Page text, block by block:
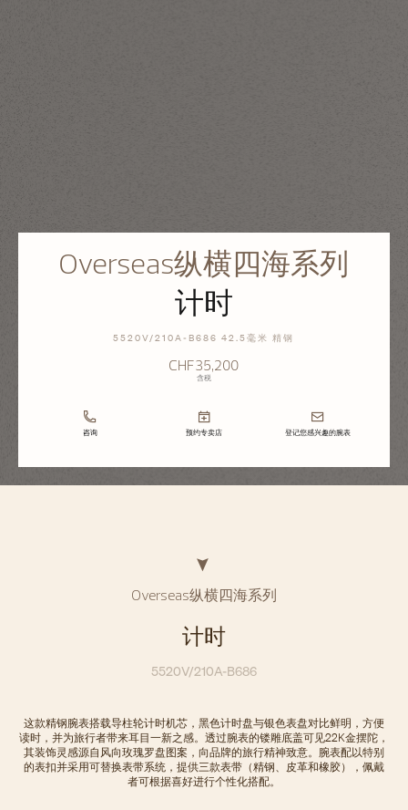
Overseas纵横四海系列
计时
5520V/210A-B686 42.5毫米 精钢
CHF35,200
含税
咨询 预约专卖店 登记您感兴趣的腕表
Overseas纵横四海系列
计时
5520V/210A-B686
这款精钢腕表搭载导柱轮计时机芯，黑色计时盘与银色表盘对比鲜明，方便
读时，并为旅行者带来耳目一新之感。透过腕表的镂雕底盖可见22K金摆陀，
其装饰灵感源自风向玫瑰罗盘图案，向品牌的旅行精神致意。腕表配以特别
的表扣并采用可替换表带系统，提供三款表带（精钢、皮革和橡胶），佩戴
者可根据喜好进行个性化搭配。